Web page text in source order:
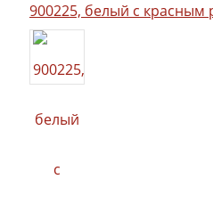
900225, белый с красным